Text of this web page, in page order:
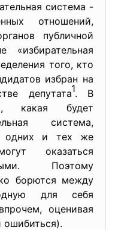
система -
отношений,
публичной
того, кто
избран на
депутата1. В
какая будет
система,
одних и тех же
оказаться
Поэтому
борются между
для себя
оценивая
ошибиться).